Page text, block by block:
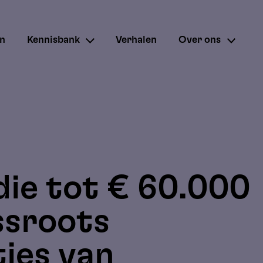
Kennisbank Verhalen Over ons
tot € 60.000
van